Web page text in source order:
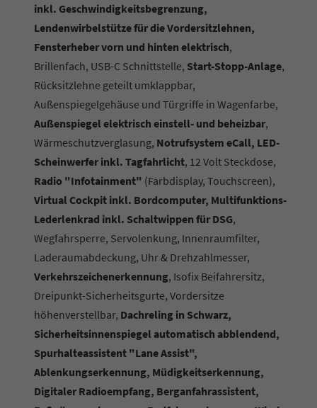
inkl. Geschwindigkeitsbegrenzung,
Lendenwirbelstütze für die Vordersitzlehnen,
Fensterheber vorn und hinten elektrisch,
Brillenfach, USB-C Schnittstelle, Start-Stopp-Anlage,
Rücksitzlehne geteilt umklappbar,
Außenspiegelgehäuse und Türgriffe in Wagenfarbe,
Außenspiegel elektrisch einstell- und beheizbar,
Wärmeschutzverglasung, Notrufsystem eCall, LED-
Scheinwerfer inkl. Tagfahrlicht, 12 Volt Steckdose,
Radio "Infotainment" (Farbdisplay, Touchscreen),
Virtual Cockpit inkl. Bordcomputer, Multifunktions-
Lederlenkrad inkl. Schaltwippen für DSG,
Wegfahrsperre, Servolenkung, Innenraumfilter,
Laderaumabdeckung, Uhr & Drehzahlmesser,
Verkehrszeichenerkennung, Isofix Beifahrersitz,
Dreipunkt-Sicherheitsgurte, Vordersitze
höhenverstellbar, Dachreling in Schwarz,
Sicherheitsinnenspiegel automatisch abblendend,
Spurhalteassistent "Lane Assist",
Ablenkungserkennung, Müdigkeitserkennung,
Digitaler Radioempfang, Berganfahrassistent,